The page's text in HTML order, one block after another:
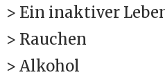
> Ein inaktiver
> Rauchen
> Alkohol